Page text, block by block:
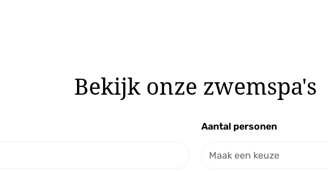
Bekijk onze zwemspa's
Aantal personen